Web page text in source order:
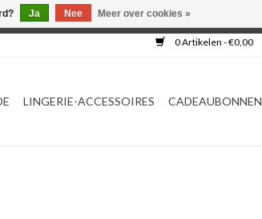
0 Artikelen - €0,00
LINGERIE-ACCESSOIRES CADEAUBONNEN
Ja Nee Meer over cookies »
.